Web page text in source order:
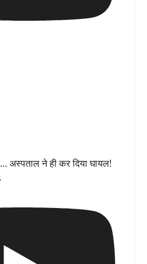
अस्पताल ने ही कर दिया घायल!